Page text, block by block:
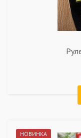
НОВИНКА